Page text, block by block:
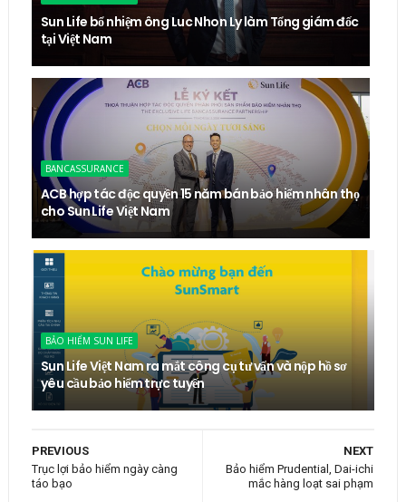
Sun Life bổ nhiệm ông Luc Nhon Ly làm Tổng giám đốc
tại Việt Nam
BANCASSURANCE
ACB hợp tác độc quyền 15 năm bán bảo hiểm nhân thọ
cho Sun Life Việt Nam
BẢO HIỂM SUN LIFE
Sun Life Việt Nam ra mắt công cụ tư vấn và nộp hồ sơ
yêu cầu bảo hiểm trực tuyến
NEXT
Bảo hiểm Prudential, Dai-ichi
mắc hàng loạt sai phạm
PREVIOUS
Trục lợi bảo hiểm ngày càng
táo bạo